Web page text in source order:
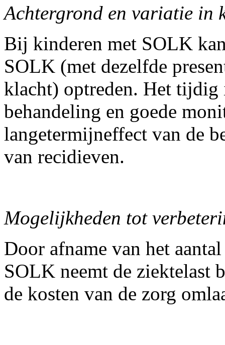
Achtergrond en variatie in
Bij kinderen met SOLK
SOLK (met dezelfde
klacht) optreden. Het tijdig
behandeling en goede
langetermijneffect van de
van recidieven.
Mogelijkheden tot
Door afname van het
SOLK neemt de ziektelast
de kosten van de zorg